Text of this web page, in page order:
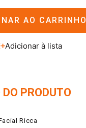
AO CARRINHO
PRODUTO
Ricca